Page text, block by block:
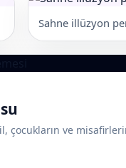
Sahne illüzyon
çocukların ve